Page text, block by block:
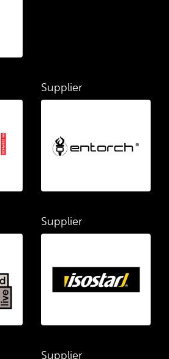
Supplier
Supplier
Supplier